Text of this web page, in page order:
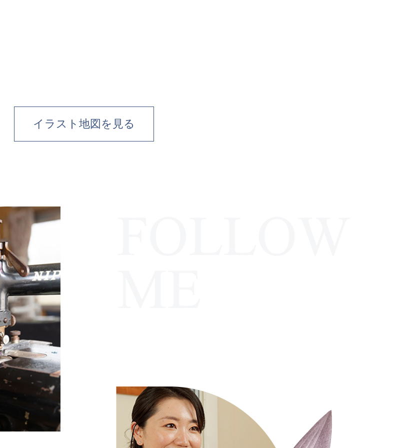
イラスト地図を見る